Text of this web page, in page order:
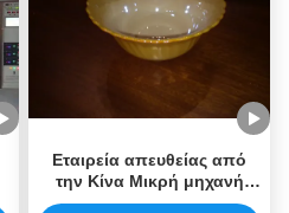
Εταιρεία απευθείας από
την Κίνα Μικρή μηχανή
επικάλυψης Pvd τιμή